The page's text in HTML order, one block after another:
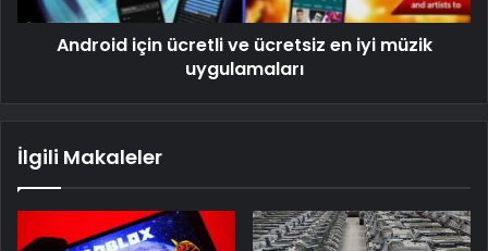
Android için ücretli ve ücretsiz en iyi müzik
uygulamaları
İlgili Makaleler